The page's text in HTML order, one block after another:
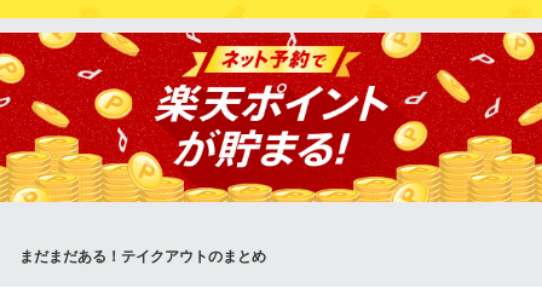
静岡県沼津市岡宮字焼土手1302-8
まだまだある！テイクアウトのまとめ